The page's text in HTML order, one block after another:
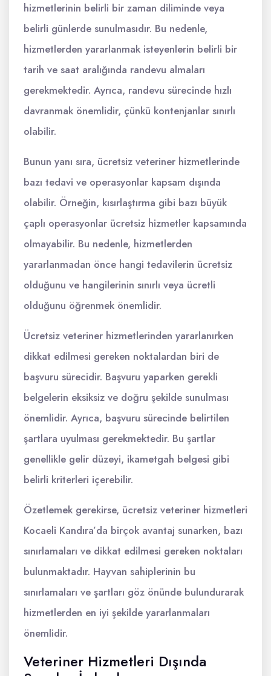
hizmetlerinin belirli bir zaman diliminde veya
belirli günlerde sunulmasıdır. Bu nedenle,
hizmetlerden yararlanmak isteyenlerin belirli bir
tarih ve saat aralığında randevu almaları
gerekmektedir. Ayrıca, randevu sürecinde hızlı
davranmak önemlidir, çünkü kontenjanlar sınırlı
olabilir.
Bunun yanı sıra, ücretsiz veteriner hizmetlerinde
bazı tedavi ve operasyonlar kapsam dışında
olabilir. Örneğin, kısırlaştırma gibi bazı büyük
çaplı operasyonlar ücretsiz hizmetler kapsamında
olmayabilir. Bu nedenle, hizmetlerden
yararlanmadan önce hangi tedavilerin ücretsiz
olduğunu ve hangilerinin sınırlı veya ücretli
olduğunu öğrenmek önemlidir.
Ücretsiz veteriner hizmetlerinden yararlanırken
dikkat edilmesi gereken noktalardan biri de
başvuru sürecidir. Başvuru yaparken gerekli
belgelerin eksiksiz ve doğru şekilde sunulması
önemlidir. Ayrıca, başvuru sürecinde belirtilen
şartlara uyulması gerekmektedir. Bu şartlar
genellikle gelir düzeyi, ikametgah belgesi gibi
belirli kriterleri içerebilir.
Özetlemek gerekirse, ücretsiz veteriner hizmetleri
Kocaeli Kandıra’da birçok avantaj sunarken, bazı
sınırlamaları ve dikkat edilmesi gereken noktaları
bulunmaktadır. Hayvan sahiplerinin bu
sınırlamaları ve şartları göz önünde bulundurarak
hizmetlerden en iyi şekilde yararlanmaları
önemlidir.
Veteriner Hizmetleri Dışında